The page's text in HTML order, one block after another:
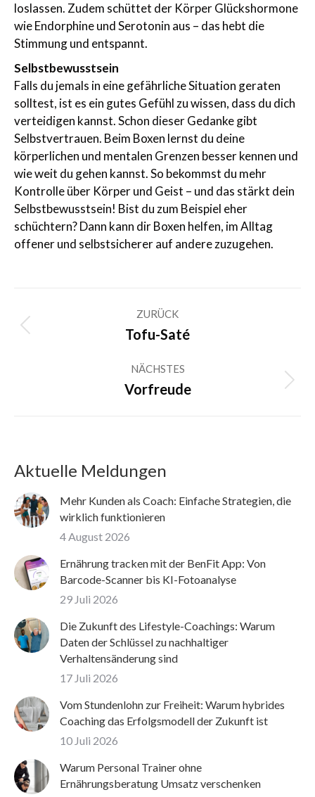
loslassen. Zudem schüttet der Körper Glückshormone
wie Endorphine und Serotonin aus – das hebt die
Stimmung und entspannt.
Selbstbewusstsein
Falls du jemals in eine gefährliche Situation geraten
solltest, ist es ein gutes Gefühl zu wissen, dass du dich
verteidigen kannst. Schon dieser Gedanke gibt
Selbstvertrauen. Beim Boxen lernst du deine
körperlichen und mentalen Grenzen besser kennen und
wie weit du gehen kannst. So bekommst du mehr
Kontrolle über Körper und Geist – und das stärkt dein
Selbstbewusstsein! Bist du zum Beispiel eher
schüchtern? Dann kann dir Boxen helfen, im Alltag
offener und selbstsicherer auf andere zuzugehen.
ZURÜCK
Vorheriger
Tofu-Saté
NÄCHSTES
Nächster
Vorfreude
Aktuelle Meldungen
Mehr Kunden als Coach: Einfache Strategien, die
wirklich funktionieren
4 August 2026
Ernährung tracken mit der BenFit App: Von
Barcode-Scanner bis KI-Fotoanalyse
29 Juli 2026
Die Zukunft des Lifestyle-Coachings: Warum
Daten der Schlüssel zu nachhaltiger
Verhaltensänderung sind
17 Juli 2026
Vom Stundenlohn zur Freiheit: Warum hybrides
Coaching das Erfolgsmodell der Zukunft ist
10 Juli 2026
Warum Personal Trainer ohne
Ernährungsberatung Umsatz verschenken